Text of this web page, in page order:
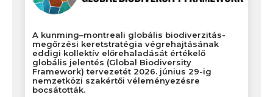
A kunming–montreali globális biodiverzitás-
megőrzési keretstratégia végrehajtásának
eddigi kollektív előrehaladását értékelő
globális jelentés (Global Biodiversity
Framework) tervezetét 2026. június 29-ig
nemzetközi szakértői véleményezésre
bocsátották.